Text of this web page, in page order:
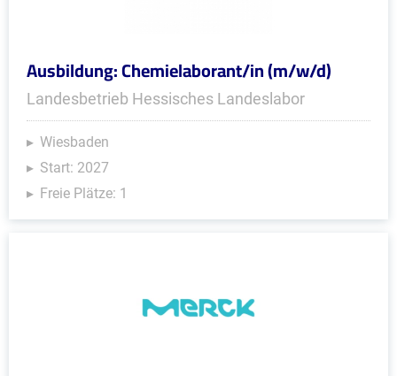
Ausbildung: Chemielaborant/in (m/w/d)
Landesbetrieb Hessisches Landeslabor
Wiesbaden
Start: 2027
Freie Plätze: 1